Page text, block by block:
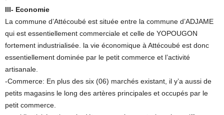
III- Economie
La commune d’Attécoubé est située entre la commune d’ADJAME
qui est essentiellement commerciale et celle de YOPOUGON
fortement industrialisée. la vie économique à Attécoubé est donc
essentiellement dominée par le petit commerce et l’activité
artisanale.
-Commerce: En plus des six (06) marchés existant, il y’a aussi de
petits magasins le long des artères principales et occupés par le
petit commerce.